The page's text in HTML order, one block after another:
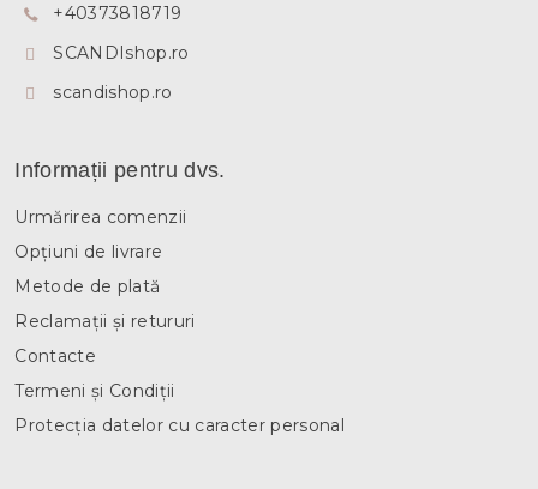
+40373818719
SCANDIshop.ro
scandishop.ro
Informații pentru dvs.
Urmărirea comenzii
Opțiuni de livrare
Metode de plată
Reclamații și retururi
Contacte
Termeni și Condiții
Protecția datelor cu caracter personal